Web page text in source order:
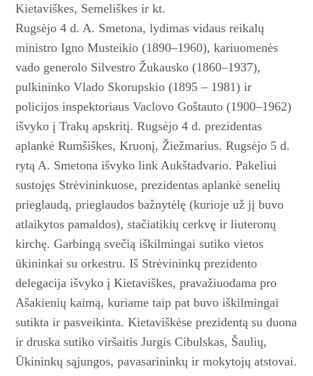
Kietaviškes, Semeliškes ir kt.
Rugsėjo 4 d. A. Smetona, lydimas vidaus reikalų
ministro Igno Musteikio (1890–1960), kariuomenės
vado generolo Silvestro Žukausko (1860–1937),
pulkininko Vlado Skorupskio (1895 – 1981) ir
policijos inspektoriaus Vaclovo Goštauto (1900–1962)
išvyko į Trakų apskritį. Rugsėjo 4 d. prezidentas
aplankė Rumšiškes, Kruonį, Žiežmarius. Rugsėjo 5 d.
rytą A. Smetona išvyko link Aukštadvario. Pakeliui
sustojęs Strėvininkuose, prezidentas aplankė senelių
prieglaudą, prieglaudos bažnytėlę (kurioje už jį buvo
atlaikytos pamaldos), stačiatikių cerkvę ir liuteronų
kirchę. Garbingą svečią iškilmingai sutiko vietos
ūkininkai su orkestru. Iš Strėvininkų prezidento
delegacija išvyko į Kietaviškes, pravažiuodama pro
Ašakienių kaimą, kuriame taip pat buvo iškilmingai
sutikta ir pasveikinta. Kietaviškėse prezidentą su duona
ir druska sutiko viršaitis Jurgis Cibulskas, Šaulių,
Ūkininkų sąjungos, pavasarininkų ir mokytojų atstovai.